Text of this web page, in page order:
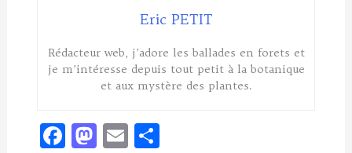
Eric PETIT
Rédacteur web, j’adore les ballades en forets et
je m’intéresse depuis tout petit à la botanique
et aux mystère des plantes.
F
M E